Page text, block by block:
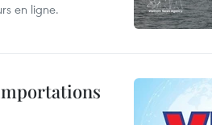
en ligne.